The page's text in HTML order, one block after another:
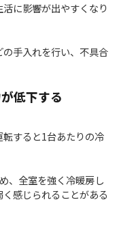
に影響が出やすくなり
手入れを行い、不具合
低下する
すると1台あたりの冷
、全室を強く冷暖房し
感じられることがある